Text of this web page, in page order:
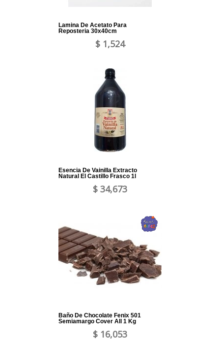
Lamina De Acetato Para
Reposteria 30x40cm
$ 1,524
Esencia De Vainilla Extracto
Natural El Castillo Frasco 1l
$ 34,673
Baño De Chocolate Fenix 501
Semiamargo Cover All 1 Kg
$ 16,053